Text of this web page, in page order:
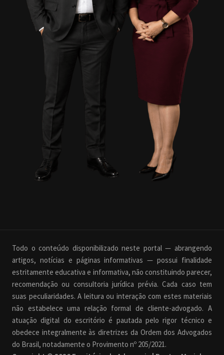
Todo o conteúdo disponibilizado neste portal — abrangendo
artigos, notícias e páginas informativas — possui finalidade
estritamente educativa e informativa, não constituindo parecer,
recomendação ou consultoria jurídica prévia. Cada caso tem
suas peculiaridades. A leitura ou interação com estes materiais
não estabelece uma relação formal de cliente-advogado. A
atuação digital do escritório é pautada pelo rigor técnico e
obedece integralmente às diretrizes da Ordem dos Advogados
do Brasil, notadamente o Provimento nº 205/2021.